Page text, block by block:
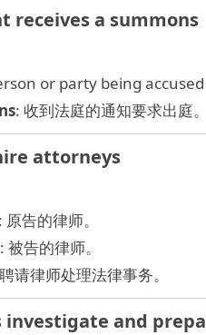
receives a summons
or party being accused
: 收到法庭的通知要求出庭。
attorneys
: 原告的律师。
: 被告的律师。
请律师处理法律事务。
investigate and